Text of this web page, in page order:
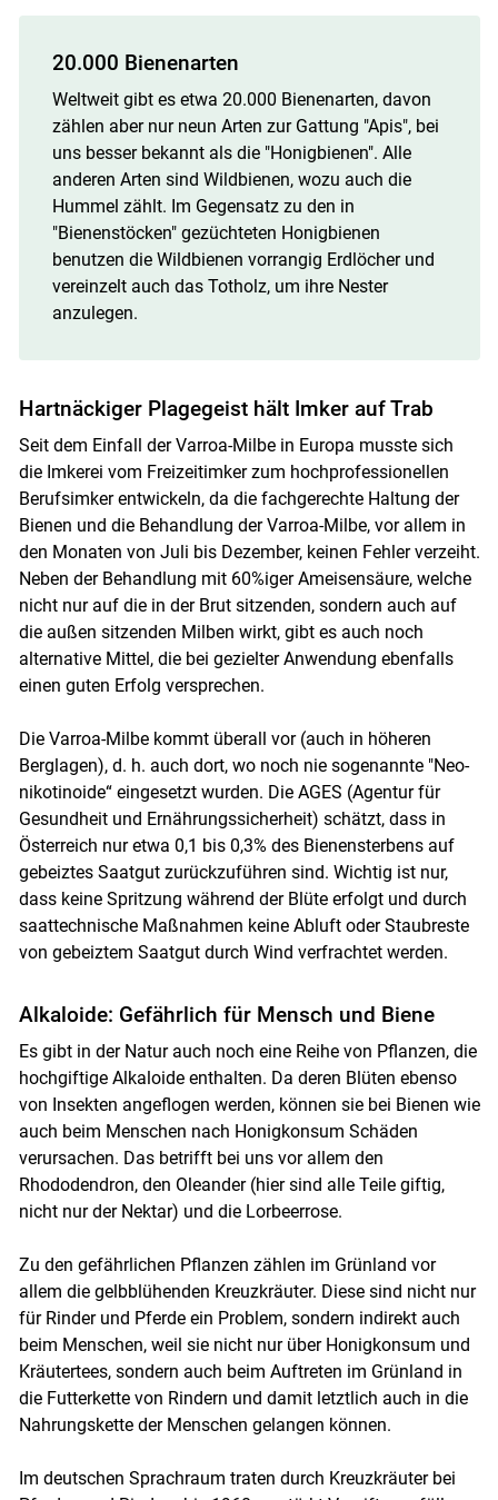
20.000 Bienenarten
Weltweit gibt es etwa 20.000 Bienenarten, davon
zählen aber nur neun Arten zur Gattung "Apis", bei
uns besser bekannt als die "Honigbienen". Alle
anderen Arten sind Wildbienen, wozu auch die
Hummel zählt. Im Gegensatz zu den in
"Bienenstöcken" gezüchteten Honigbienen
benutzen die Wildbienen vorrangig Erdlöcher und
vereinzelt auch das Totholz, um ihre Nester
anzulegen.
Hartnäckiger Plagegeist hält Imker auf Trab
Seit dem Einfall der Varroa-Milbe in Europa musste sich
die Imkerei vom Freizeitimker zum hochprofessionellen
Berufsimker entwickeln, da die fachgerechte Haltung der
Bienen und die Behandlung der Varroa-Milbe, vor allem in
den Monaten von Juli bis Dezember, keinen Fehler verzeiht.
Neben der Behandlung mit 60%iger Ameisensäure, welche
nicht nur auf die in der Brut sitzenden, sondern auch auf
die außen sitzenden Milben wirkt, gibt es auch noch
alternative Mittel, die bei gezielter Anwendung ebenfalls
einen guten Erfolg versprechen.
Die Varroa-Milbe kommt überall vor (auch in höheren
Berglagen), d. h. auch dort, wo noch nie sogenannte "Neo-
nikotinoide“ eingesetzt wurden. Die AGES (Agentur für
Gesundheit und Ernährungssicherheit) schätzt, dass in
Österreich nur etwa 0,1 bis 0,3% des Bienensterbens auf
gebeiztes Saatgut zurückzuführen sind. Wichtig ist nur,
dass keine Spritzung während der Blüte erfolgt und durch
saattechnische Maßnahmen keine Abluft oder Staubreste
von gebeiztem Saatgut durch Wind verfrachtet werden.
Alkaloide: Gefährlich für Mensch und Biene
Es gibt in der Natur auch noch eine Reihe von Pflanzen, die
hochgiftige Alkaloide enthalten. Da deren Blüten ebenso
von Insekten angeflogen werden, können sie bei Bienen wie
auch beim Menschen nach Honigkonsum Schäden
verursachen. Das betrifft bei uns vor allem den
Rhododendron, den Oleander (hier sind alle Teile giftig,
nicht nur der Nektar) und die Lorbeerrose.
Zu den gefährlichen Pflanzen zählen im Grünland vor
allem die gelbblühenden Kreuzkräuter. Diese sind nicht nur
für Rinder und Pferde ein Problem, sondern indirekt auch
beim Menschen, weil sie nicht nur über Honigkonsum und
Kräutertees, sondern auch beim Auftreten im Grünland in
die Futterkette von Rindern und damit letztlich auch in die
Nahrungskette der Menschen gelangen können.
Im deutschen Sprachraum traten durch Kreuzkräuter bei